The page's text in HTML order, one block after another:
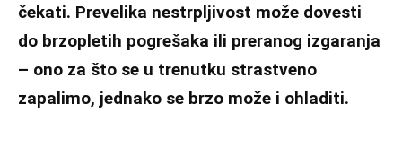
čekati. Prevelika nestrpljivost može dovesti
do brzopletih pogrešaka ili preranog izgaranja
– ono za što se u trenutku strastveno
zapalimo, jednako se brzo može i ohladiti.